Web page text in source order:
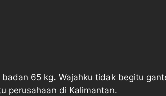
65 kg. Wajahku tidak begitu
perusahaan di Kalimantan.